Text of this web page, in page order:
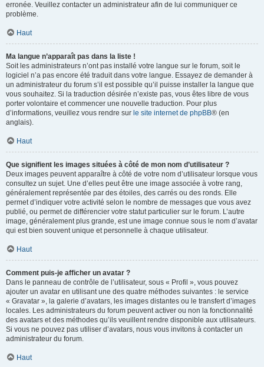
erronée. Veuillez contacter un administrateur afin de lui communiquer ce
problème.
Haut
Ma langue n’apparaît pas dans la liste !
Soit les administrateurs n’ont pas installé votre langue sur le forum, soit le
logiciel n’a pas encore été traduit dans votre langue. Essayez de demander à
un administrateur du forum s’il est possible qu’il puisse installer la langue que
vous souhaitez. Si la traduction désirée n’existe pas, vous êtes libre de vous
porter volontaire et commencer une nouvelle traduction. Pour plus
d’informations, veuillez vous rendre sur le site internet de phpBB® (en
anglais).
Haut
Que signifient les images situées à côté de mon nom d’utilisateur ?
Deux images peuvent apparaître à côté de votre nom d’utilisateur lorsque vous
consultez un sujet. Une d’elles peut être une image associée à votre rang,
généralement représentée par des étoiles, des carrés ou des ronds. Elle
permet d’indiquer votre activité selon le nombre de messages que vous avez
publié, ou permet de différencier votre statut particulier sur le forum. L’autre
image, généralement plus grande, est une image connue sous le nom d’avatar
qui est bien souvent unique et personnelle à chaque utilisateur.
Haut
Comment puis-je afficher un avatar ?
Dans le panneau de contrôle de l’utilisateur, sous « Profil », vous pouvez
ajouter un avatar en utilisant une des quatre méthodes suivantes : le service
« Gravatar », la galerie d’avatars, les images distantes ou le transfert d’images
locales. Les administrateurs du forum peuvent activer ou non la fonctionnalité
des avatars et des méthodes qu’ils veuillent rendre disponible aux utilisateurs.
Si vous ne pouvez pas utiliser d’avatars, nous vous invitons à contacter un
administrateur du forum.
Haut